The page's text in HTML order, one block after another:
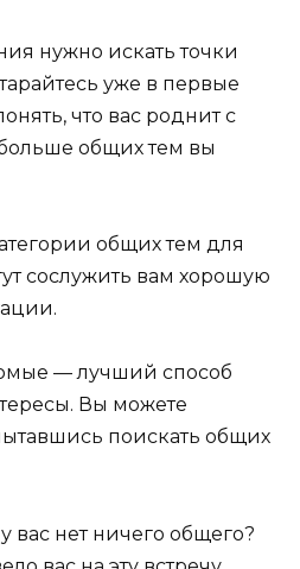
нужно искать точки
уже в первые
что вас роднит с
общих тем вы
общих тем для
сослужить вам хорошую
— лучший способ
Вы можете
поискать общих
вас нет ничего общего?